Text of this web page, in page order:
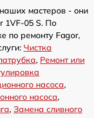
мастеров - они
1VF-05 S. По
по ремонту Fagor,
Чистка
, Ремонт или
насоса,
насоса,
, Замена сливного